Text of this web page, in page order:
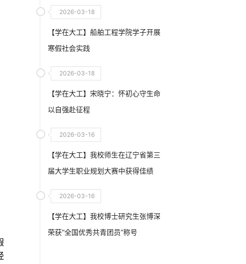
2026-03-18
【学在大工】船舶工程学院学子开展
寒假社会实践
2026-03-18
【学在大工】宋晓宁：怀初心守生命
以自强赴征程
2026-03-16
【学在大工】我校师生在辽宁省第三
届大学生职业规划大赛中获得佳绩
2026-03-16
【学在大工】我校博士研究生张博深
荣获“全国优秀共青团员”称号